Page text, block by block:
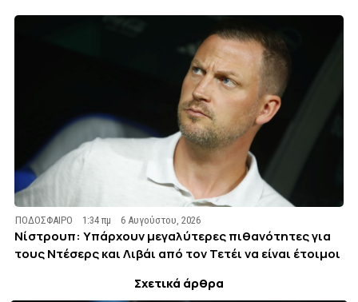
ΠΟΔΟΣΦΑΙΡΟ 1:34 πμ 6 Αυγούστου, 2026
Νίστρουπ: Υπάρχουν μεγαλύτερες πιθανότητες για
τους Ντέσερς και Λιβάι από τον Τετέι να είναι έτοιμοι
Σχετικά άρθρα